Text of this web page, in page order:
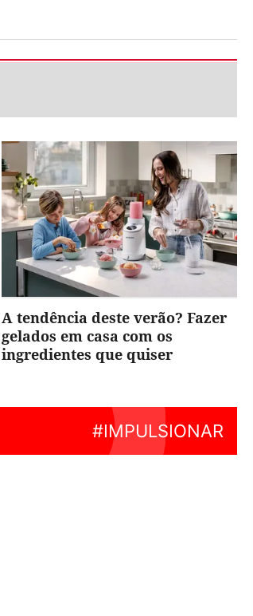
A tendência deste verão? Fazer
gelados em casa com os
ingredientes que quiser